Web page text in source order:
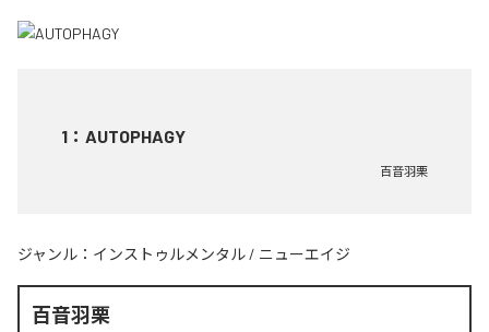
1 ： AUTOPHAGY
百音羽栗
ジャンル： インストゥルメンタル / ニューエイジ
百音羽栗